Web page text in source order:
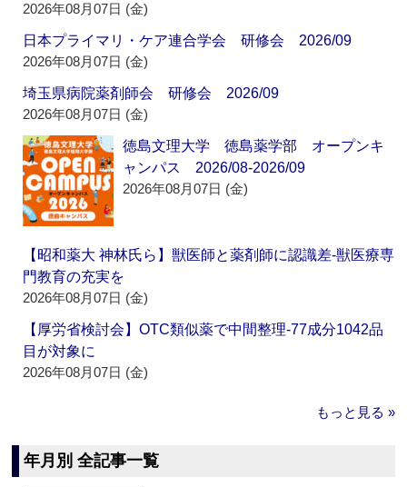
2026年08月07日 (金)
日本プライマリ・ケア連合学会 研修会 2026/09
2026年08月07日 (金)
埼玉県病院薬剤師会 研修会 2026/09
2026年08月07日 (金)
徳島文理大学 徳島薬学部 オープンキ
ャンパス 2026/08-2026/09
2026年08月07日 (金)
【昭和薬大 神林氏ら】獣医師と薬剤師に認識差‐獣医療専
門教育の充実を
2026年08月07日 (金)
【厚労省検討会】OTC類似薬で中間整理‐77成分1042品
目が対象に
2026年08月07日 (金)
もっと見る »
年月別 全記事一覧